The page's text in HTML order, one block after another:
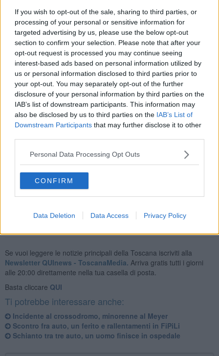
If you wish to opt-out of the sale, sharing to third parties, or
processing of your personal or sensitive information for
targeted advertising by us, please use the below opt-out
section to confirm your selection. Please note that after your
opt-out request is processed you may continue seeing
interest-based ads based on personal information utilized by
us or personal information disclosed to third parties prior to
your opt-out. You may separately opt-out of the further
disclosure of your personal information by third parties on the
IAB’s list of downstream participants. This information may
also be disclosed by us to third parties on the IAB’s List of
Downstream Participants that may further disclose it to other
Personal Data Processing Opt Outs
CONFIRM
Data Deletion Data Access Privacy Policy
CARRARA —E' di 4 persone ferite il bilancio di un incidente
avvenuto all'alba di oggi a Marina di Carrara. Coinvolti un'auto e
un'ambulanza che, per cause in corso di accertamento, si sono
scontrate all'incrocio tra viale Colombo e viale Galilei.
L'impatto, violento, ha pesantemente danneggiato entrambi i mezzi
coinvolti.
anche due soccorritori che erano a bordo dell'ambulanza:
avrebbero riportato alcune fratture. I feriti sono stati portati negli
ospedali di Massa e Pisa.
Sul posto anche i vigili urbani.
Se vuoi leggere le notizie principali della Toscana iscriviti alla
Newsletter QUInews - ToscanaMedia. Arriva gratis tutti i giorni
alle 20:00 direttamente nella tua casella di posta.
Basta cliccare QUI
Ti potrebbe interessare anche:
Incidente al crossodromo, minorenne al Meyer
Scontro fra auto, un ferito e rallentamenti in FiPiLi
Schianto tra tre auto, un uomo finisce in ospedale